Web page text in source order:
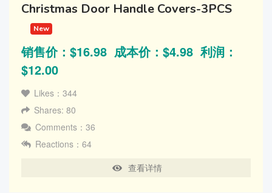
Christmas Door Handle Covers-3PCS
New
销售价：$16.98 成本价：$4.98 利润：
$12.00
Likes：344
Shares: 80
Comments：36
Reactions：64
查看详情